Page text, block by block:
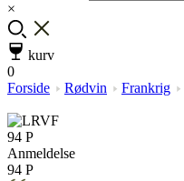
×
kurv
0
Forside
Rødvin Frankrig
94 P
Anmeldelse
94 P